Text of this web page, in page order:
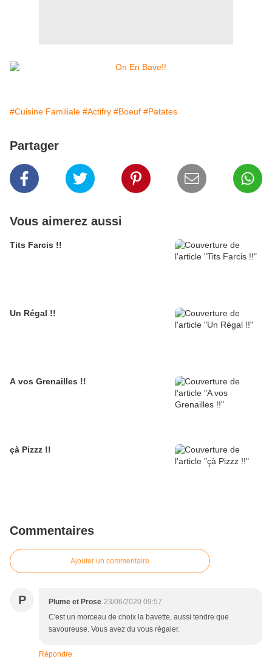
#Cuisine Familiale #Actifry #Boeuf #Patates
Partager
Vous aimerez aussi
Tits Farcis !!
Un Régal !!
A vos Grenailles !!
çà Pizzz !!
Commentaires
Ajouter un commentaire
P Plume et Prose 23/06/2020 09:57
C'est un morceau de choix la bavette, aussi tendre que
savoureuse. Vous avez du vous régaler.
Répondre